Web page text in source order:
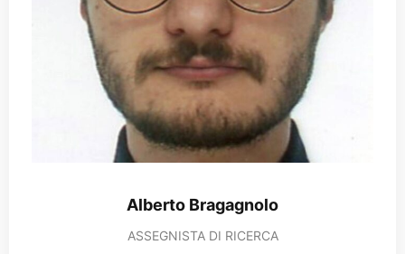
Alberto Bragagnolo
ASSEGNISTA DI RICERCA